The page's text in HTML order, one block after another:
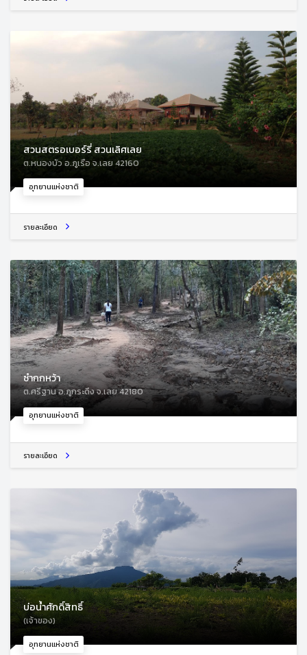
อุทยานแห่งชาติ
สวนสตรอเบอร์รี่ สวนเลิศเลย
ต.หนองบัว อ.ภูเรือ จ.เลย 42160
รายละเอียด
อุทยานแห่งชาติ
ซำกกหว้า
ต.ศรีฐาน อ.ภูกระดึง จ.เลย 42180
รายละเอียด
อุทยานแห่งชาติ
บ่อน้ำศักดิ์สิทธิ์
(เจ้าของ)